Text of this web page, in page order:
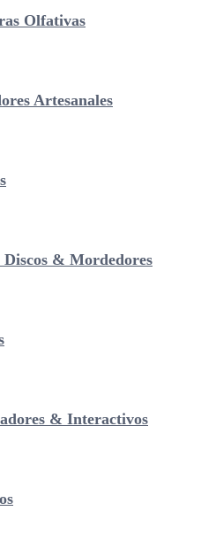
Olfativas
Artesanales
Discos & Mordedores
& Interactivos